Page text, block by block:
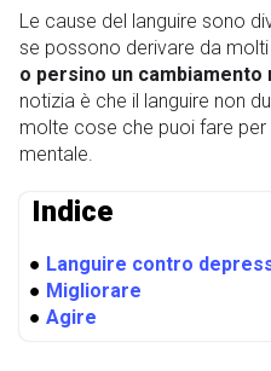
Le cause del languire sono
se possono derivare da
o persino un cambiamento
notizia è che il languire non
molte cose che puoi fare
mentale.
Indice
● Languire contro
● Migliorare
● Agire